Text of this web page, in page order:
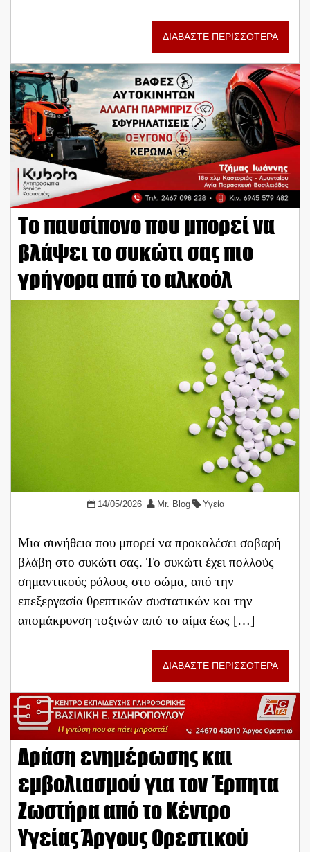
ΔΙΑΒΑΣΤΕ ΠΕΡΙΣΣΟΤΕΡΑ
Το παυσίπονο που μπορεί να
βλάψει το συκώτι σας πιο
γρήγορα από το αλκοόλ
14/05/2026 Mr. Blog Υγεία
Μια συνήθεια που μπορεί να προκαλέσει σοβαρή
βλάβη στο συκώτι σας. Το συκώτι έχει πολλούς
σημαντικούς ρόλους στο σώμα, από την
επεξεργασία θρεπτικών συστατικών και την
απομάκρυνση τοξινών από το αίμα έως […]
ΔΙΑΒΑΣΤΕ ΠΕΡΙΣΣΟΤΕΡΑ
Δράση ενημέρωσης και
εμβολιασμού για τον Έρπητα
Ζωστήρα από το Κέντρο
Υγείας Άργους Ορεστικού